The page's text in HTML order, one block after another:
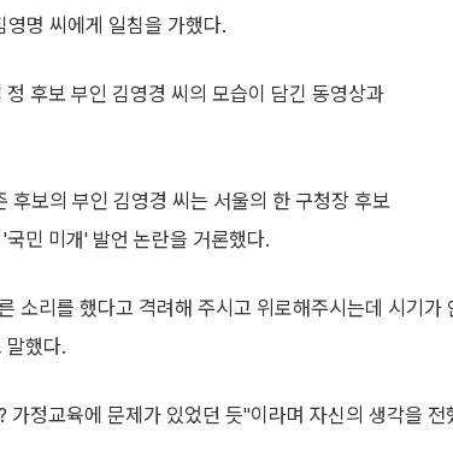
명 씨에게 일침을 가했다.
후보 부인 김영경 씨의 모습이 담긴 동영상과
후보의 부인 김영경 씨는 서울의 한 구청장 후보
민 미개' 발언 논란을 거론했다.
소리를 했다고 격려해 주시고 위로해주시는데 시기가
말했다.
가정교육에 문제가 있었던 듯"이라며 자신의 생각을 전